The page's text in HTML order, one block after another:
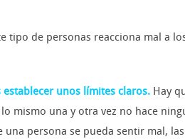
de personas reacciona mal a
establecer unos límites claros. Hay
mismo una y otra vez no hace
persona se pueda sentir mal,